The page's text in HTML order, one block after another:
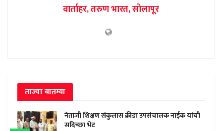
वार्ताहर, तरुण भारत, सोलापूर
ताज्या बातम्या
नेताजी शिक्षण संकुलास क्रीडा उपसंचालक नाईक यांची
सदिच्छा भेट